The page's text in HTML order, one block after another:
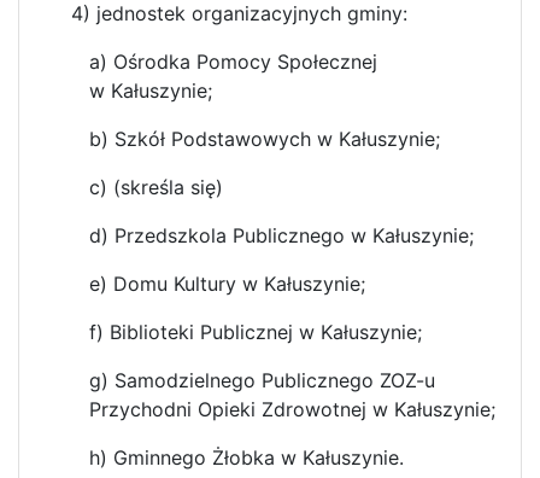
4) jednostek organizacyjnych gminy:
a) Ośrodka Pomocy Społecznej
w Kałuszynie;
b) Szkół Podstawowych w Kałuszynie;
c) (skreśla się)
d) Przedszkola Publicznego w Kałuszynie;
e) Domu Kultury w Kałuszynie;
f) Biblioteki Publicznej w Kałuszynie;
g) Samodzielnego Publicznego ZOZ-u
Przychodni Opieki Zdrowotnej w Kałuszynie;
h) Gminnego Żłobka w Kałuszynie.